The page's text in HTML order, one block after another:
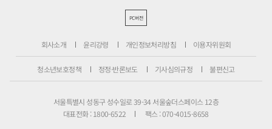
PC버전
회사소개 윤리강령 개인정보처리방침 이용자위원회
청소년보호정책 정정·반론보도 기사심의규정 불편신고
서울특별시 성동구 성수일로 39-34 서울숲더스페이스 12층
대표전화 : 1800-6522
팩스 : 070-4015-8658